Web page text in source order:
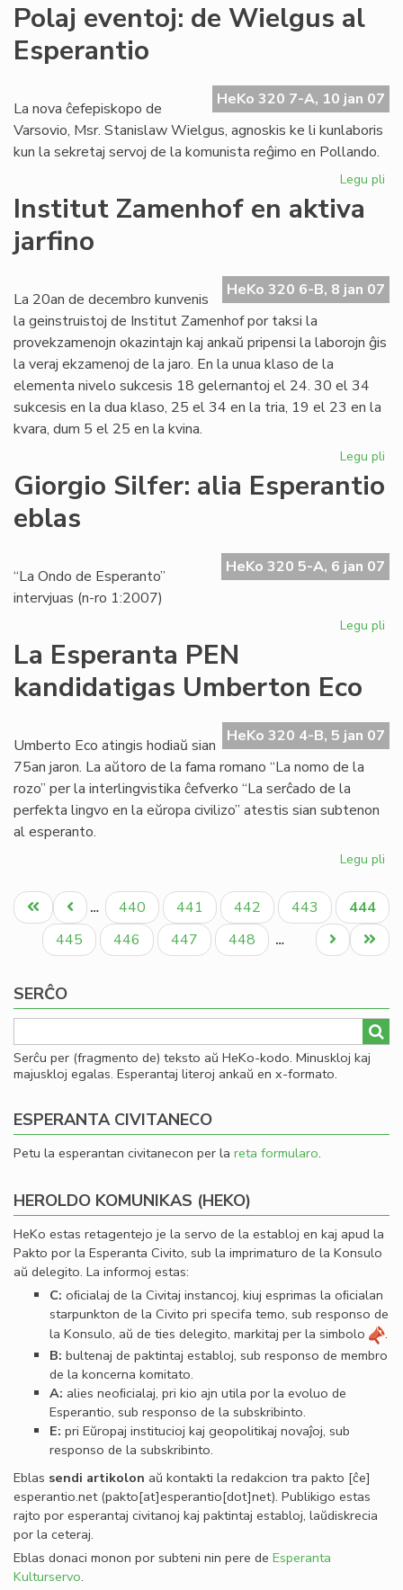
Polaj eventoj: de Wielgus al
Esperantio
HeKo 320 7-A, 10 jan 07
La nova ĉefepiskopo de
Varsovio, Msr. Stanislaw Wielgus, agnoskis ke li kunlaboris
kun la sekretaj servoj de la komunista reĝimo en Pollando.
Legu pli
al
Institut Zamenhof en aktiva
jarfino
HeKo 320 6-B, 8 jan 07
La 20an de decembro kunvenis
la geinstruistoj de Institut Zamenhof por taksi la
provekzamenojn okazintajn kaj ankaŭ pripensi la laborojn ĝis
la veraj ekzamenoj de la jaro. En la unua klaso de la
elementa nivelo sukcesis 18 gelernantoj el 24. 30 el 34
sukcesis en la dua klaso, 25 el 34 en la tria, 19 el 23 en la
kvara, dum 5 el 25 en la kvina.
Legu pli
Giorgio Silfer: alia Esperantio
eblas
HeKo 320 5-A, 6 jan 07
“La Ondo de Esperanto”
intervjuas (n-ro 1:2007)
Legu pli
La Esperanta PEN
kandidatigas Umberton Eco
HeKo 320 4-B, 5 jan 07
Umberto Eco atingis hodiaŭ sian
75an jaron. La aŭtoro de la fama romano “La nomo de la
rozo” per la interlingvistika ĉefverko “La serĉado de la
perfekta lingvo en la eŭropa civilizo” atestis sian subtenon
al esperanto.
Legu pli
Pagination
Unua
paĝo
Antaŭa
paĝo
… Paĝo
440 Paĝo
441 Paĝo
442 Paĝo
443
Aktuala
paĝo
444
Paĝo
445 Paĝo
446 Paĝo
447 Paĝo
448 …
Last
page
Next
page
SERĈO
Serĉu per (fragmento de) teksto aŭ HeKo-kodo. Minuskloj kaj
majuskloj egalas. Esperantaj literoj ankaŭ en x-formato.
ESPERANTA CIVITANECO
Petu la esperantan civitanecon per la reta formularo.
HEROLDO KOMUNIKAS (HEKO)
HeKo estas retagentejo je la servo de la establoj en kaj apud la
Pakto por la Esperanta Civito, sub la imprimaturo de la Konsulo
aŭ delegito. La informoj estas:
C: oﬁcialaj de la Civitaj instancoj, kiuj esprimas la oﬁcialan
starpunkton de la Civito pri specifa temo, sub responso de
la Konsulo, aŭ de ties delegito, markitaj per la simbolo
.
B: bultenaj de paktintaj establoj, sub responso de membro
de la koncerna komitato.
A: alies neoﬁcialaj, pri kio ajn utila por la evoluo de
Esperantio, sub responso de la subskribinto.
E: pri Eŭropaj institucioj kaj geopolitikaj novaĵoj, sub
responso de la subskribinto.
Eblas sendi artikolon aŭ kontakti la redakcion tra pakto [ĉe]
esperantio.net(pakto[at]esperantio[dot]net). Publikigo estas
rajto por esperantaj civitanoj kaj paktintaj establoj, laŭdiskrecia
por la ceteraj.
Eblas donaci monon por subteni nin pere de Esperanta
Kulturservo.